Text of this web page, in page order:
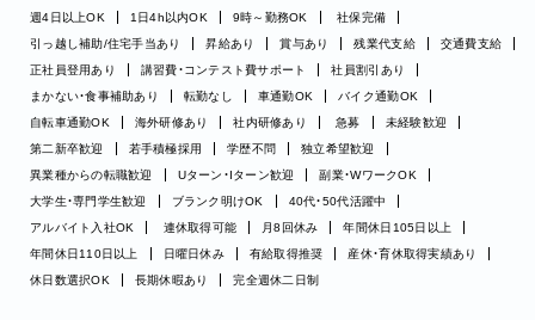
週4日以上OK
1日4h以内OK 9時～勤務OK
社保完備
引っ越し補助/住宅手当あり
昇給あり 賞与あり 残業代支給
交通費支給
正社員登用あり
講習費・コンテスト費サポート
社員割引あり
まかない・食事補助あり
転勤なし 車通勤OK
バイク通勤OK
自転車通勤OK
海外研修あり 社内研修あり 急募
未経験歓迎
第二新卒歓迎
若手積極採用 学歴不問
独立希望歓迎
異業種からの転職歓迎
Uターン・Iターン歓迎
副業・WワークOK
大学生・専門学生歓迎
ブランク明けOK
40代・50代活躍中
アルバイト入社OK
連休取得可能 月8回休み
年間休日105日以上
年間休日110日以上
日曜日休み 有給取得推奨
産休・育休取得実績あり
休日数選択OK
長期休暇あり 完全週休二日制